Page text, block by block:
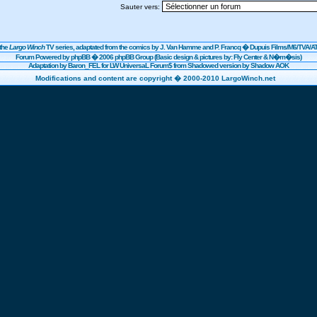
Sauter vers:
Largo WinchTV series, adaptated from the comics by J. Van Hamme and P. Francq �DupuisFilms/M6/TVA/
Forum Powered byphpBB� 2006 phpBB Group (Basic design & pictures by: Fly Center & N�m�sis)
Adaptation by Baron_FEL for LW UniversaL Forum$ from Shadowed version by Shadow AOK
Modifications and content are copyright � 2000-2010 LargoWinch.net